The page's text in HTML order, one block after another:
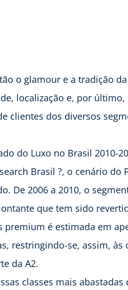
o glamour e a tradição
localização e, por último,
clientes dos diversos
do Luxo no Brasil 2010-
Brasil ?, o cenário
De 2006 a 2010, o
que tem sido
é estimada em
restringindo-se, assim, às
da A2.
classes mais